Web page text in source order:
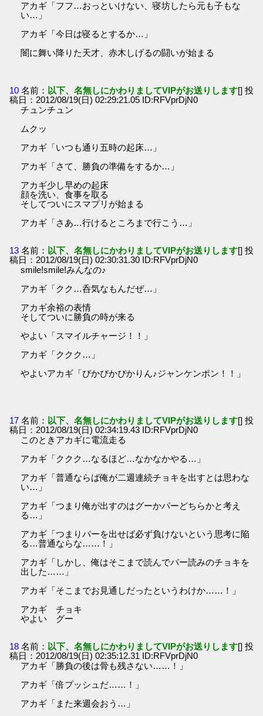
アカギ「フフ…おっといけない、寝坊したら元も子もな
い…」
アカギ「今日は寝るとするか…」
闇に舞い降りた天才、赤木しげるの闘いが始まる
10 名前： 以下、名無しにかわりましてVIPがお送りします[] 投
稿日：2012/08/19(日) 02:29:21.05 ID:RFVprDjN0
チュンチュン
ムクッ
アカギ「いつも通り五時の起床…」
アカギ「さて、勝負の準備をするか…」
アカギ少し早めの起床
顔を洗い、食事を取る
そしてついにスマプリが始まる
アカギ「さあ…行けるところまで行こう…」
13 名前： 以下、名無しにかわりましてVIPがお送りします[] 投
稿日：2012/08/19(日) 02:30:31.30 ID:RFVprDjN0
smile!smile!みんなの♪
アカギ「クク…呑気なもんだぜ…」
アカギ余裕の表情
そしてついに勝負の時が来る
やよい「スマイルチャージ！！」
アカギ「ククク…」
やよいアカギ「ぴかぴかぴかりん♪ジャンケンポン！！」
17 名前： 以下、名無しにかわりましてVIPがお送りします[] 投
稿日：2012/08/19(日) 02:34:19.43 ID:RFVprDjN0
このときアカギに電流走る
アカギ「ククク…なるほど…なかなかやる…」
アカギ「普通ならば俺が二週連続チョキを出すとは思わな
い…」
アカギ「つまり俺が出すのはグーかパーどちらかと考え
る…」
アカギ「つまりパーを出せば必ず負けないという思考に陥
る…普通ならな……！」
アカギ「しかし、俺はそこまで読んでパー読みのチョキを
出した……」
アカギ「そこまでお見通しだったというわけか……！」
アカギ チョキ
やよい グー
18 名前： 以下、名無しにかわりましてVIPがお送りします[] 投
稿日：2012/08/19(日) 02:35:12.31 ID:RFVprDjN0
アカギ「勝負の後は骨も残さない……！」
アカギ「倍プッシュだ……！」
アカギ「また来週会おう…」